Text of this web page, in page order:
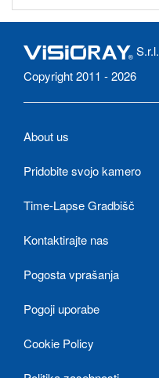
S.r.l.
Copyright 2011 - 2026
About us
Pridobite svojo kamero
Time-Lapse Gradbišč
Kontaktirajte nas
Pogosta vprašanja
Pogoji uporabe
Cookie Policy